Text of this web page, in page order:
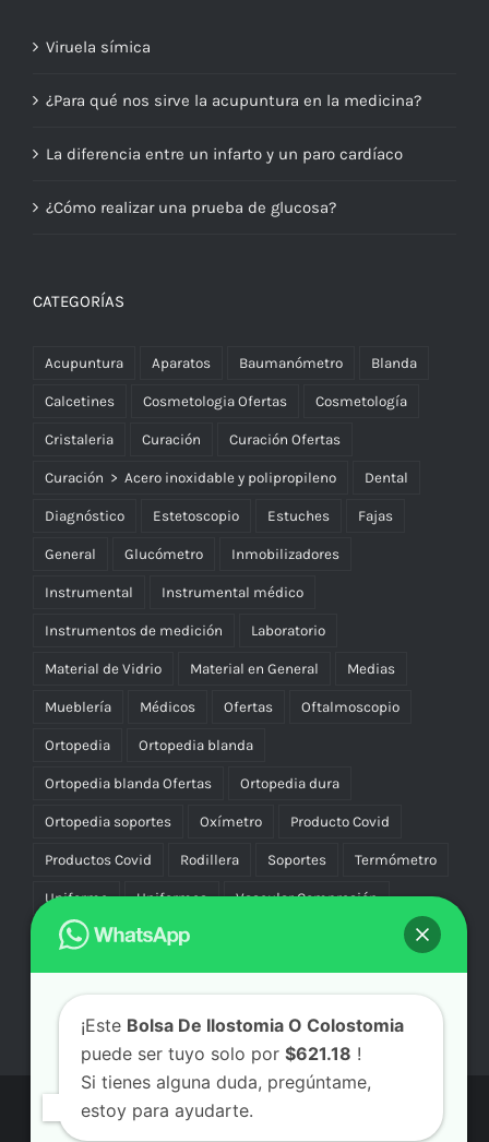
Viruela símica
¿Para qué nos sirve la acupuntura en la medicina?
La diferencia entre un infarto y un paro cardíaco
¿Cómo realizar una prueba de glucosa?
CATEGORÍAS
Acupuntura Aparatos Baumanómetro Blanda
Calcetines Cosmetologia Ofertas Cosmetología
Cristaleria Curación Curación Ofertas
Curación > Acero inoxidable y polipropileno Dental
Diagnóstico Estetoscopio Estuches Fajas
General Glucómetro Inmobilizadores
Instrumental Instrumental médico
Instrumentos de medición Laboratorio
Material de Vidrio Material en General Medias
Mueblería Médicos Ofertas Oftalmoscopio
Ortopedia Ortopedia blanda
Ortopedia blanda Ofertas Ortopedia dura
Ortopedia soportes Oxímetro Producto Covid
Productos Covid Rodillera Soportes Termómetro
Uniforme Uniformes Vascular Compresión
Vibradores
© Copyright
¡Este Bolsa De Ilostomia O Colostomia
puede ser tuyo solo por $621.18 !
Si tienes alguna duda, pregúntame,
estoy para ayudarte.